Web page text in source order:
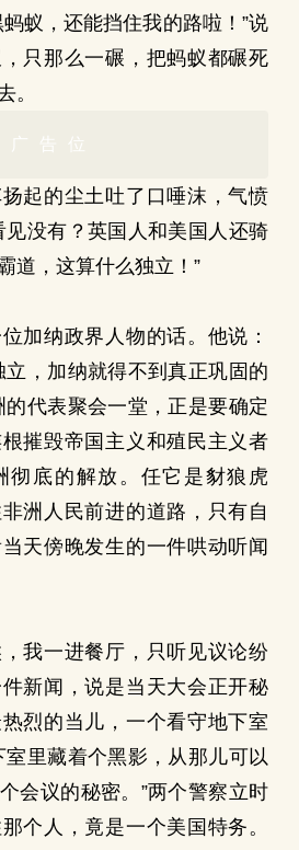
蚁，还能挡住我的路啦！”说
只那么一碾，把蚂蚁都碾死
。
广告位
的尘土吐了口唾沫，气愤
见没有？英国人和美国人还骑
道，这算什么独立！”
纳政界人物的话。他说：
立，加纳就得不到真正巩固的
的代表聚会一堂，正是要确定
摧毁帝国主义和殖民主义者
彻底的解放。任它是豺狼虎
洲人民前进的道路，只有自
天傍晚发生的一件哄动听闻
一进餐厅，只听见议论纷
新闻，说是当天大会正开秘
烈的当儿，一个看守地下室
室里藏着个黑影，从那儿可以
会议的秘密。”两个警察立时
个人，竟是一个美国特务。